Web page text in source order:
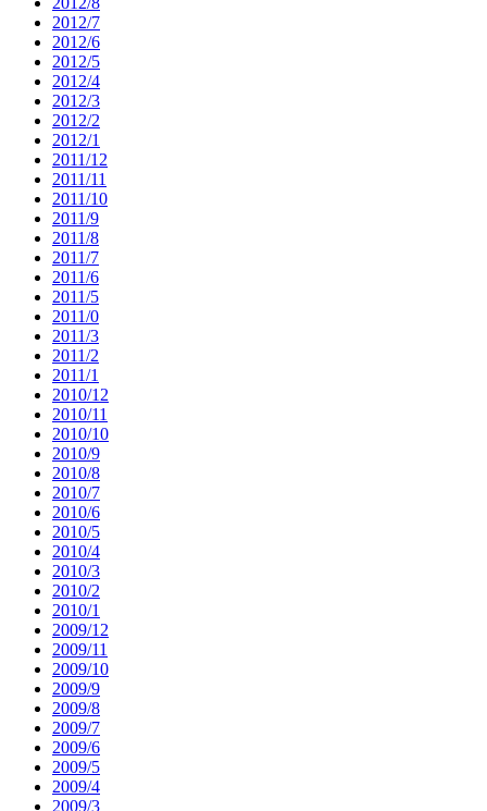
2012/7
2012/6
2012/5
2012/4
2012/3
2012/2
2012/1
2011/12
2011/11
2011/10
2011/9
2011/8
2011/7
2011/6
2011/5
2011/0
2011/3
2011/2
2011/1
2010/12
2010/11
2010/10
2010/9
2010/8
2010/7
2010/6
2010/5
2010/4
2010/3
2010/2
2010/1
2009/12
2009/11
2009/10
2009/9
2009/8
2009/7
2009/6
2009/5
2009/4
2009/3